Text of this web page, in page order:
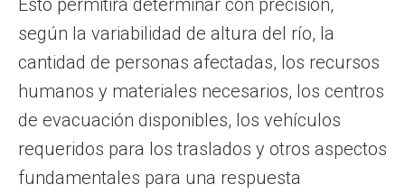
según la variabilidad de altura del río, la
cantidad de personas afectadas, los recursos
humanos y materiales necesarios, los centros
de evacuación disponibles, los vehículos
requeridos para los traslados y otros aspectos
fundamentales para una respuesta